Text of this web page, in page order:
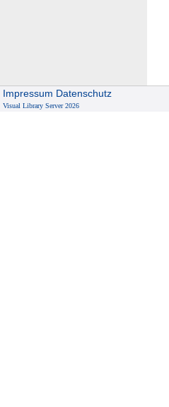
Impressum Datenschutz
Visual Library Server 2026